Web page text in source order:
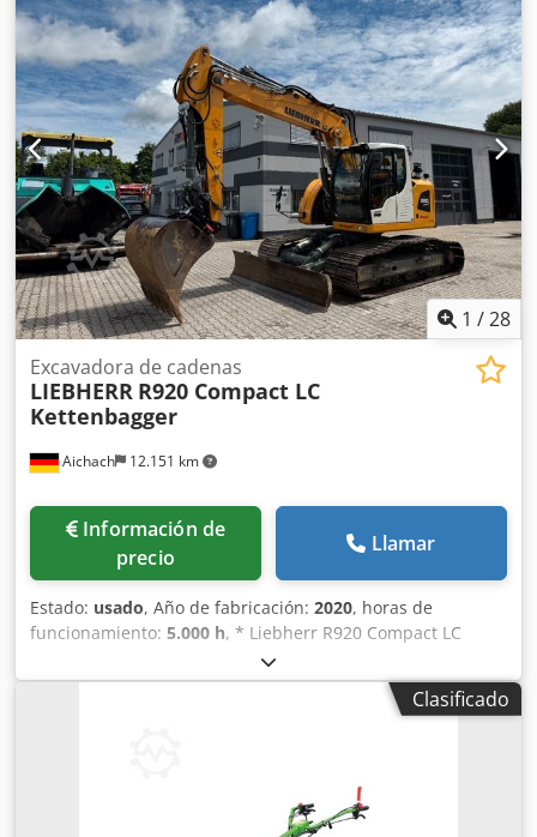
hidráulico * Aire acondicionado
1 /28
Aichach 12.151 km
Excavadora de cadenas
LIEBHERR R920 Compact LC
Kettenbagger
Información de
precio
Llamar
Estado: usado, Año de fabricación: 2020, horas de
funcionamiento: 5.000 h, * Liebherr R920 Compact LC
excavadora de cadenas * Año de fabricación: 2020 * 4.990
horas * 22.400 kg * 110 kW * OQ65 enganche rápido
totalmente hidráulico * Pluma ajustable Dkodpfxozbwn Ho
Zapatas de cadena: 75 cm * Cámara de 180° * Tren de
rodaje en muy buen estado * Mantenido según libro de
Clasificado